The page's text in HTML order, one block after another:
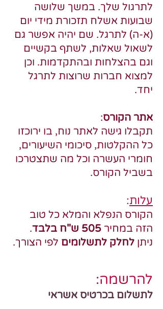
לתרגול שלך. במשך שלושה
שבועות אשלח תזכורת מידי יום
(א-ה) לתרגל. שם יהיה אפשר גם
לשאול שאלות, לשתף בקשיים
וגם בהצלחות ובהתקדמות. וכן
למצוא חברות שרוצות לתרגל
יחד.
אתר הקורס:
תקבלו גישה לאתר נוח, בו ירוכזו
כל ההקלטות, סיכומי השיעורים,
חומרי העשרה וכל מה שתצטרכו
בשביל הקורס.
עלות:
הקורס הנפלא והמלא כל טוב
הזה במחיר 505 ש"ח​ בלבד
.
ניתן לחלק לתשלומים לפי הצורך.
להרשמה:
לתשלום בכרטיס אשראי